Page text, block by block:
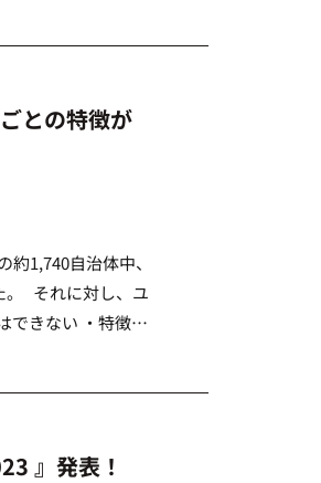
との特徴が
1,740自治体中、
。 それに対し、ユ
できない ・特徴的
』発表！